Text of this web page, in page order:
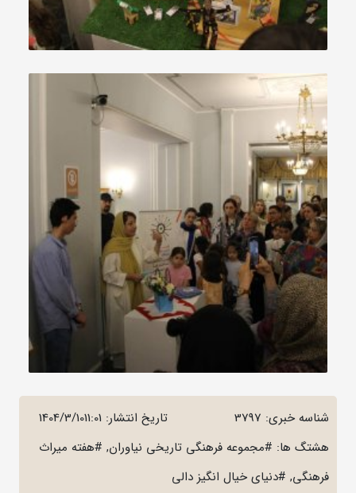
شناسه خبری: 3797 تاریخ انتشار: 1404/3/1011:01
هشتگ ها: #مجموعه فرهنگی تاریخی نیاوران, #هفته میراث
فرهنگی, #دنیای خیال انگیز دالی